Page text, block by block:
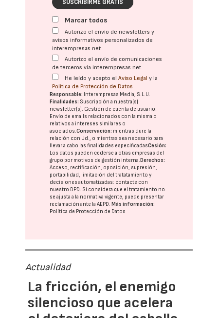
SUSCRIBIRME GRATIS
Marcar todos
Autorizo el envío de newsletters y
avisos informativos personalizados de
interempresas.net
Autorizo el envío de comunicaciones
de terceros vía interempresas.net
He leído y acepto elAviso Legal y la
Política de Protección de Datos
Responsable: Interempresas Media, S.L.U.
Finalidades: Suscripción a nuestra(s)
newsletter(s). Gestión de cuenta de usuario.
Envío de emails relacionados con la misma o
relativos a intereses similares o
asociados.Conservación: mientras dure la
relación con Ud., o mientras sea necesario para
llevar a cabo las finalidades especificadasCesión:
Los datos pueden cederse a otras empresas del
grupo por motivos de gestión interna.Derechos:
Acceso, rectificación, oposición, supresión,
portabilidad, limitación del tratatamiento y
decisiones automatizadas: contacte con
nuestro DPD. Si considera que el tratamiento no
se ajusta a la normativa vigente, puede presentar
reclamación ante laAEPD.Más información:
Política de Protección de Datos
Actualidad
La fricción, el enemigo
silencioso que acelera